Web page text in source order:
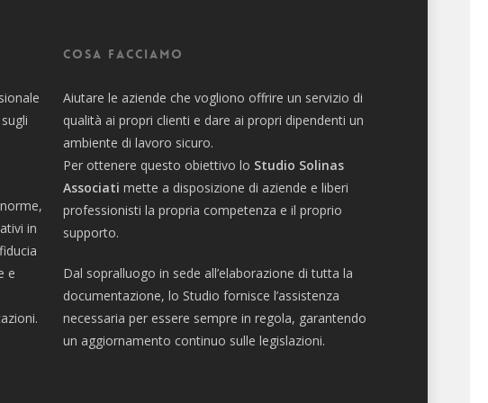
in
e
Cosa facciamo
Aiutare le aziende che vogliono offrire un servizio di
qualità ai propri clienti e dare ai propri dipendenti un
ambiente di lavoro sicuro.
Per ottenere questo obiettivo lo Studio Solinas
Associati mette a disposizione di aziende e liberi
professionisti la propria competenza e il proprio
supporto.
Dal sopralluogo in sede all’elaborazione di tutta la
documentazione, lo Studio fornisce l’assistenza
necessaria per essere sempre in regola, garantendo
un aggiornamento continuo sulle legislazioni.